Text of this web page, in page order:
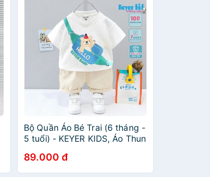
Bộ Quần Áo Bé Trai (6 tháng -
5 tuổi) - KEYER KIDS, Áo Thun
Hình in Túi Đeo Ngang SZ45
89.000 đ